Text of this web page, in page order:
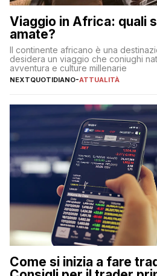
Viaggio in Africa: quali
amate?
Il continente africano è una
desidera un viaggio che coniughi
avventura e culture millenarie
NEXTQUOTIDIANO-ATTUALITÀ
Come si inizia a fare